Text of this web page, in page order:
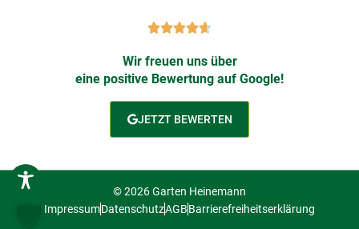
Wir freuen uns über
eine positive Bewertung auf Google!
JETZT BEWERTEN
© 2026 Garten Heinemann
ImpressumDatenschutzAGBBarrierefreiheitserklärung